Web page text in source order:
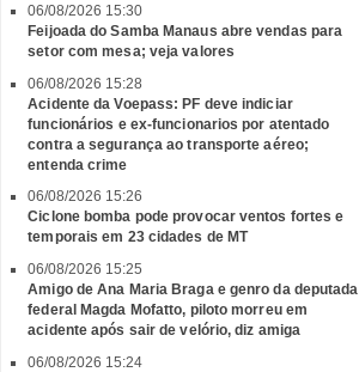
06/08/2026 15:30
Feijoada do Samba Manaus abre vendas para
setor com mesa; veja valores
06/08/2026 15:28
Acidente da Voepass: PF deve indiciar
funcionários e ex-funcionarios por atentado
contra a segurança ao transporte aéreo;
entenda crime
06/08/2026 15:26
Ciclone bomba pode provocar ventos fortes e
temporais em 23 cidades de MT
06/08/2026 15:25
Amigo de Ana Maria Braga e genro da deputada
federal Magda Mofatto, piloto morreu em
acidente após sair de velório, diz amiga
06/08/2026 15:24